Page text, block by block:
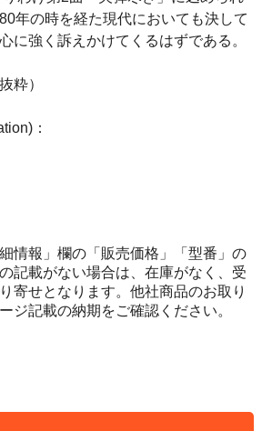
年の時を経た現代においても決して
に強く訴えかけてくるはずである。
粋）
：
情報」欄の「販売価格」「型番」の
記載がない場合は、在庫がなく、受
寄せとなります。他社商品のお取り
ジ記載の納期をご確認ください。